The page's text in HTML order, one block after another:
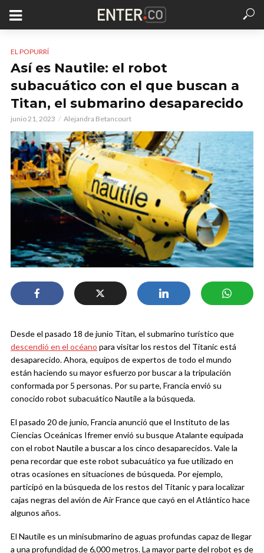
EL POPURRÍ
Así es Nautile: el robot
subacuático con el que buscan a
Titan, el submarino desaparecido
junio 21, 2023 Alejandra Betancourt
Desde el pasado 18 de junio Titan, el submarino turístico que
descendió en el océano para visitar los restos del Titanic está
desaparecido. Ahora, equipos de expertos de todo el mundo
están haciendo su mayor esfuerzo por buscar a la tripulación
conformada por 5 personas. Por su parte, Francia envió su
conocido robot subacuático Nautile a la búsqueda.
El pasado 20 de junio, Francia anunció que el Instituto de las
Ciencias Oceánicas Ifremer envió su busque Atalante equipada
con el robot Nautile a buscar a los cinco desaparecidos. Vale la
pena recordar que este robot subacuático ya fue utilizado en
otras ocasiones en situaciones de búsqueda. Por ejemplo,
participó en la búsqueda de los restos del Titanic y para localizar
cajas negras del avión de Air France que cayó en el Atlántico hace
algunos años.
El Nautile es un minisubmarino de aguas profundas capaz de llegar
a una profundidad de 6,000 metros. La mayor parte del robot es de